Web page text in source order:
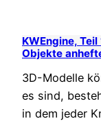
KWEngine,
Objekte
3D-Modelle
es sind,
in dem jeder